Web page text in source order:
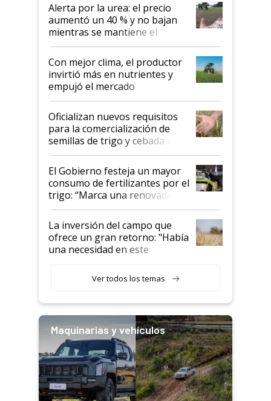
Alerta por la urea: el precio
aumentó un 40 % y no bajan
mientras se mantiene el
conflicto en Medio Oriente
Con mejor clima, el productor
invirtió más en nutrientes y
empujó el mercado
Oficializan nuevos requisitos
para la comercialización de
semillas de trigo y cebada a
granel
El Gobierno festeja un mayor
consumo de fertilizantes por el
trigo: “Marca una renovada
confianza de los productores”
La inversión del campo que
ofrece un gran retorno: "Había
una necesidad en este
Ver todos los temas
Maquinarias y vehículos